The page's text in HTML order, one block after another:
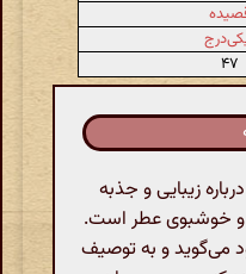
۴۷
زیبایی و جذبه
خوشبوی عطر است.
می‌گوید و به توصیف